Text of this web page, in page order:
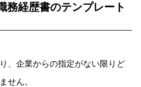
務経歴書のテンプレート
、企業からの指定がない限りど
せん。